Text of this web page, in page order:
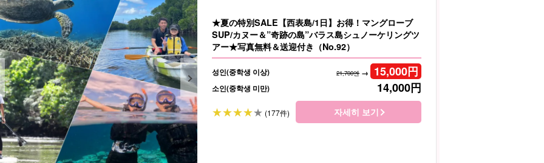
★夏の特別SALE【西表島/1日】お得！マングローブ
SUP/カヌー＆”奇跡の島”バラス島シュノーケリングツ
アー★写真無料＆送迎付き（No.92）
성인(중학생 이상) 21,700엔→ 15,000円
소인(중학생 미만) 14,000円
(177件) 자세히 보기